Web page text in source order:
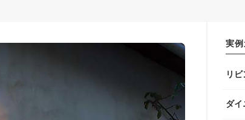
実
リ
ダイ